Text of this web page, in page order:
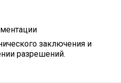
заключения и
разрешений.